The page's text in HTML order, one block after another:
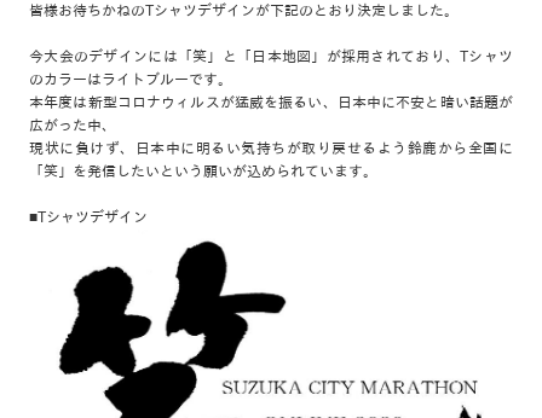
皆様お待ちかねのTシャツデザインが下記のとおり決定しました。
今大会のデザインには「笑」と「日本地図」が採用されており、Tシャツ
のカラーはライトブルーです。
本年度は新型コロナウィルスが猛威を振るい、日本中に不安と暗い話題が
広がった中、
現状に負けず、日本中に明るい気持ちが取り戻せるよう鈴鹿から全国に
「笑」を発信したいという願いが込められています。
■Tシャツデザイン